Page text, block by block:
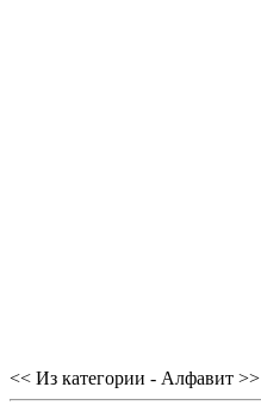
<< Из категории - Алфавит >>